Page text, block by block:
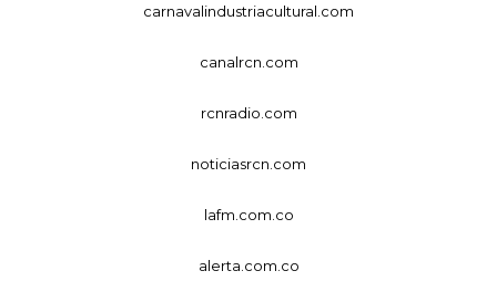
carnavalindustriacultural.com
canalrcn.com
rcnradio.com
noticiasrcn.com
lafm.com.co
alerta.com.co